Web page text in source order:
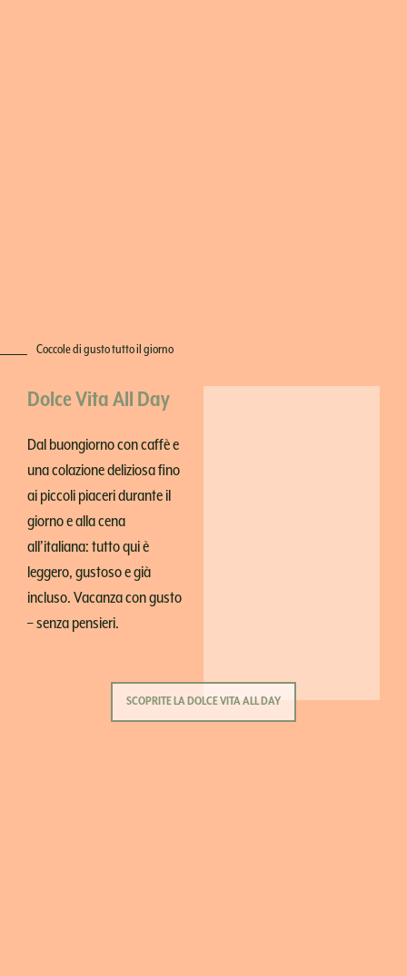
Coccole di gusto tutto il giorno
Dolce Vita All Day
Dal buongiorno con caffè e
una colazione deliziosa fino
ai piccoli piaceri durante il
giorno e alla cena
all’italiana: tutto qui è
leggero, gustoso e già
incluso. Vacanza con gusto
– senza pensieri.
SCOPRITE LA DOLCE VITA ALL DAY